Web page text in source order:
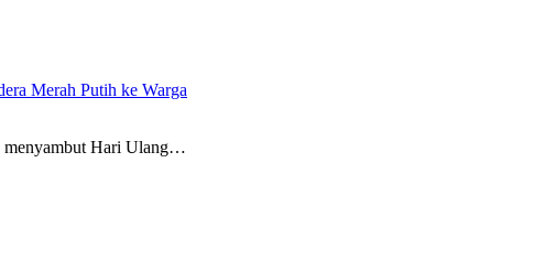
Merah Putih ke Warga
Hari Ulang…